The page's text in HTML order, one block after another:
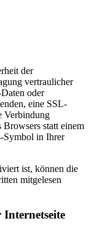
der
vertraulicher
oder
eine SSL-
Verbindung
Browsers statt einem
Symbol in Ihrer
ist, können die
mitgelesen
Internetseite